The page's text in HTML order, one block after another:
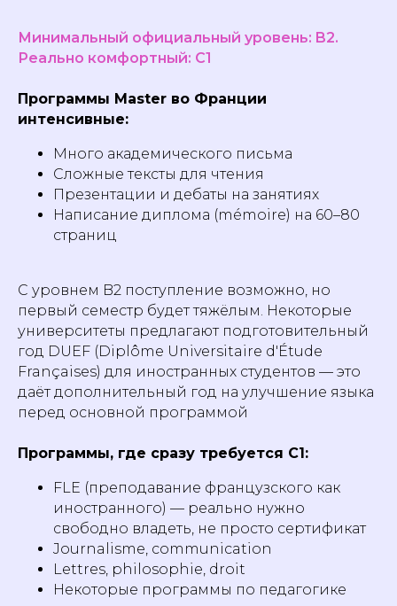
Минимальный официальный уровень: B2.
Реально комфортный: C1
Программы Master во Франции
интенсивные:
Много академического письма
Сложные тексты для чтения
Презентации и дебаты на занятиях
Написание диплома (mémoire) на 60–80
страниц
С уровнем B2 поступление возможно, но
первый семестр будет тяжёлым. Некоторые
университеты предлагают подготовительный
год DUEF (Diplôme Universitaire d'Étude
Françaises) для иностранных студентов — это
даёт дополнительный год на улучшение языка
перед основной программой
Программы, где сразу требуется C1:
FLE (преподавание французского как
иностранного) — реально нужно
свободно владеть, не просто сертификат
Journalisme, communication
Lettres, philosophie, droit
Некоторые программы по педагогике